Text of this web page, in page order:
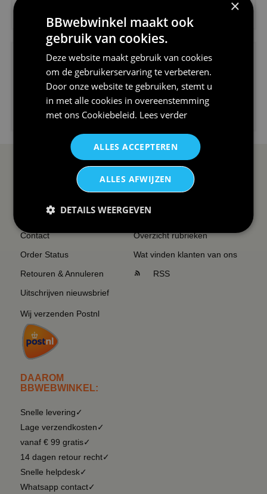
V-hals shirt rood wit blauw st...
I love korfbal t-shirt sport s...
SERVICE EN INFO
Veel gestelde vragen
Contact
Order Status
Retouren & Annuleren
Uitschrijven nieuwsbrief
Wij verzenden Postnl
DAAROM
BBWEBWINKEL:
Snelle levering✓
Lage verzendkosten✓
vanaf € 99 gratis✓
14 dagen retour recht✓
Snelle helpdesk✓
Whatsapp contact✓
OVERZICHT
Overzicht thema's
Overzicht rubrieken
Wat vinden klanten van ons
RSS
×
BBwebwinkel maakt ook
gebruik van cookies.
Deze website maakt gebruik van cookies
om de gebruikerservaring te verbeteren.
Door onze website te gebruiken, stemt u
in met alle cookies in overeenstemming
met ons Cookiebeleid. Lees verder
ALLES ACCEPTEREN
ALLES AFWIJZEN
DETAILS WEERGEVEN